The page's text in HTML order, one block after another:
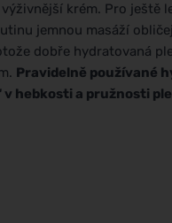
krém. Pro ještě
jemnou masáží
dobře hydratovaná
Pravidelně používané
hebkosti a pružnosti